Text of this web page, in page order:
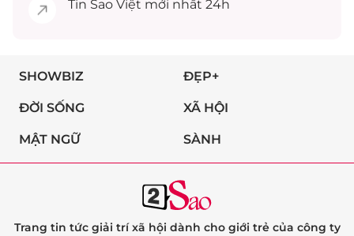
Tin Sao Việt mới nhất 24h
SHOWBIZ ĐẸP+
ĐỜI SỐNG XÃ HỘI
MẬT NGỮ SÀNH
Trang tin tức giải trí xã hội dành cho giới trẻ của công ty